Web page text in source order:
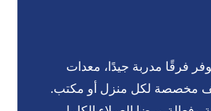
فرقًا مدربة جيدًا، معدات
مخصصة لكل منزل أو مكتب.